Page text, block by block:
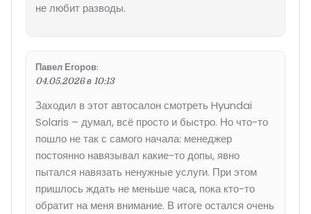
не любит разводы.
Павел Егоров:
04.05.2026 в 10:13
Заходил в этот автосалон смотреть Hyundai
Solaris – думал, всё просто и быстро. Но что-то
пошло не так с самого начала: менеджер
постоянно навязывал какие-то допы, явно
пытался навязать ненужные услуги. При этом
пришлось ждать не меньше часа, пока кто-то
обратит на меня внимание. В итоге остался очень